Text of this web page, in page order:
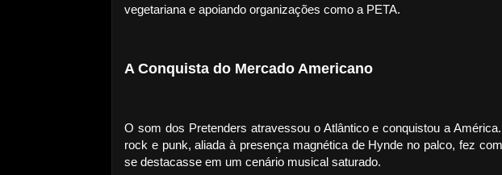
vegetariana e apoiando organizações como a PETA.
A Conquista do Mercado Americano
O som dos Pretenders atravessou o Atlântico e conquistou a
rock e punk, aliada à presença magnética de Hynde no palco, fez
se destacasse em um cenário musical saturado.